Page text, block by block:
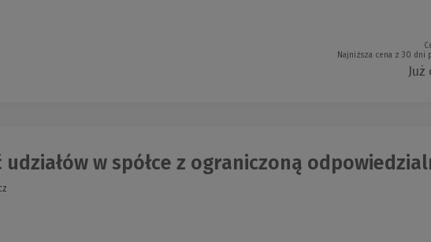
Najniższa cena z 30 dni
Już
w spółce z ograniczoną